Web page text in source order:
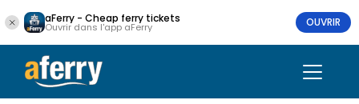
aFerry - Cheap ferry tickets
Ouvrir dans l'app aFerry OUVRIR